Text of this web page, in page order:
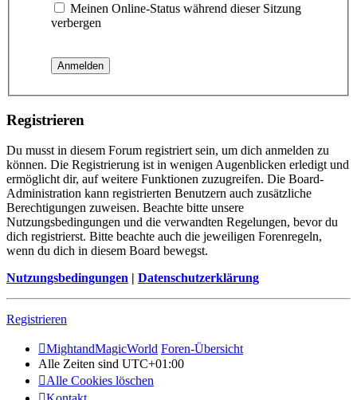
Meinen Online-Status während dieser Sitzung
verbergen
Registrieren
Du musst in diesem Forum registriert sein, um dich anmelden zu
können. Die Registrierung ist in wenigen Augenblicken erledigt und
ermöglicht dir, auf weitere Funktionen zuzugreifen. Die Board-
Administration kann registrierten Benutzern auch zusätzliche
Berechtigungen zuweisen. Beachte bitte unsere
Nutzungsbedingungen und die verwandten Regelungen, bevor du
dich registrierst. Bitte beachte auch die jeweiligen Forenregeln,
wenn du dich in diesem Board bewegst.
Nutzungsbedingungen | Datenschutzerklärung
Registrieren
MightandMagicWorld Foren-Übersicht
Alle Zeiten sind UTC+01:00
Alle Cookies löschen